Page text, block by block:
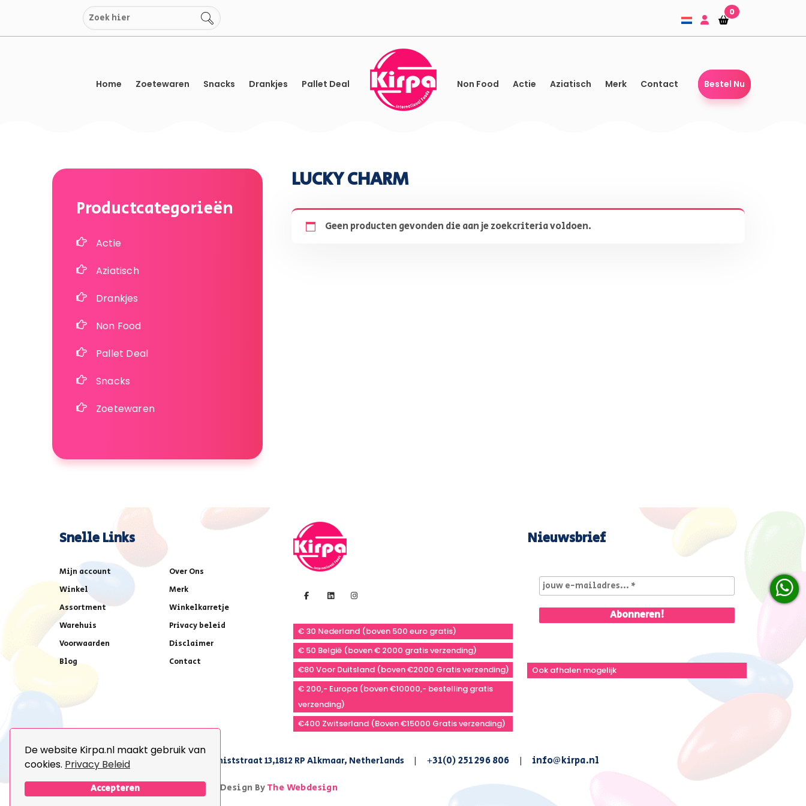
De website Kirpa.nl maakt gebruik van
cookies. Privacy Beleid
Accepteren
inhoud
Winkelmandje
Winkelmandje
0
Home Zoetewaren Snacks Drankjes Pallet Deal Non Food Actie Aziatisch Merk Contact Bestel Nu
Productcategorieën
Actie
Aziatisch
Drankjes
Non Food
Pallet Deal
Snacks
Zoetewaren
LUCKY CHARM
Geen producten gevonden die aan je zoekcriteria voldoen.
Snelle Links
Mijn account
Over Ons
Winkel
Merk
Assortment
Winkelkarretje
Warehuis
Privacy beleid
Voorwaarden
Disclaimer
Blog
Contact
€ 30 Nederland (boven 500 euro gratis)
€ 50 België (boven € 2000 gratis verzending)
€80 Voor Duitsland (boven €2000 Gratis verzending)
€ 200,- Europa (boven €10000,- bestelling gratis
verzending)
€400 Zwitserland (Boven €15000 Gratis verzending)
Nieuwsbrief
Ook afhalen mogelijk
achter AFAS voetbalstadion,Amethiststraat 13,1812 RP Alkmaar, Netherlands | +31(0) 251 296 806 | info@kirpa.nl
© 2026 Kirpa. All Rights Reserved. Design ByThe Webdesign